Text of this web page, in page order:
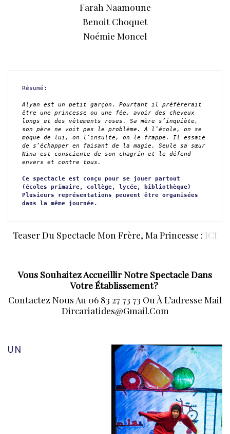
Farah Naamoune
Benoit Choquet
Noémie Moncel
Résumé:
Alyan est un petit garçon. Pourtant il préférerait
être une princesse ou une fée, avoir des cheveux
longs et des vêtements roses. Sa mère s’inquiète,
son père ne voit pas le problème. À l’école, on se
moque de lui, on l’insulte, on le frappe. Il essaie
de s’échapper en faisant de la magie. Seule sa sœur
Nina est consciente de son chagrin et le défend
envers et contre tous.
Ce spectacle est conçu pour se jouer partout
(écoles primaire, collège, lycée, bibliothèque)
Plusieurs représentations peuvent être organisées
dans la même journée.
Teaser Du Spectacle Mon Frère, Ma Princesse : ICI
Vous Souhaitez Accueillir Notre Spectacle Dans
Votre Établissement?
Contactez Nous Au 06 83 27 73 73 Ou À L’adresse Mail
Dircariatides@gmail.com
UN